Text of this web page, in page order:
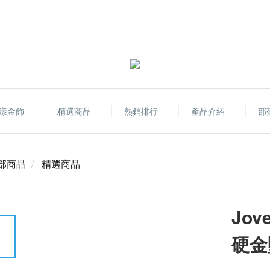
金飾 精選商品 熱銷排行 產品介紹 部
商品 精選商品
硬